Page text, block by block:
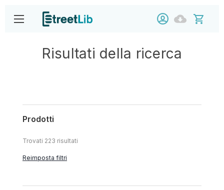
Risultati della ricerca
Prodotti
Trovati 223 risultati
Reimposta filtri